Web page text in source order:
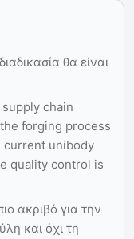
θα είναι
chain
forging process
current unibody
quality control is
ακριβό για την
και όχι τη